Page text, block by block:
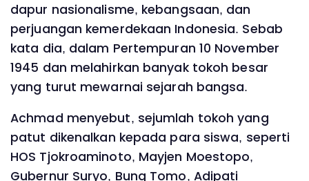
dapur nasionalisme, kebangsaan, dan
perjuangan kemerdekaan Indonesia. Sebab
kata dia, dalam Pertempuran 10 November
1945 dan melahirkan banyak tokoh besar
yang turut mewarnai sejarah bangsa.
‎Achmad menyebut, sejumlah tokoh yang
patut dikenalkan kepada para siswa, seperti
HOS Tjokroaminoto, Mayjen Moestopo,
Gubernur Suryo, Bung Tomo, Adipati